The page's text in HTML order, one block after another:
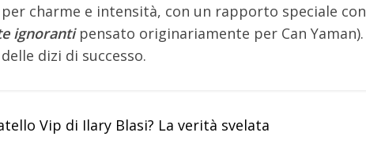
charme e intensità, con un rapporto speciale con
ignoranti pensato originariamente per Can Yaman).
dizi di successo.
Vip di Ilary Blasi? La verità svelata